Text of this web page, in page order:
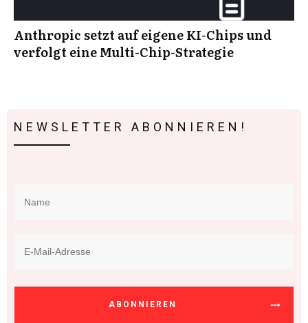
Anthropic setzt auf eigene KI-Chips und
verfolgt eine Multi-Chip-Strategie
NEWSLETTER ABONNIEREN!
ABONNIEREN